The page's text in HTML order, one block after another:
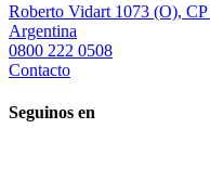
Roberto Vidart 1073 (O), CP
Argentina
0800 222 0508
Contacto
Seguinos en